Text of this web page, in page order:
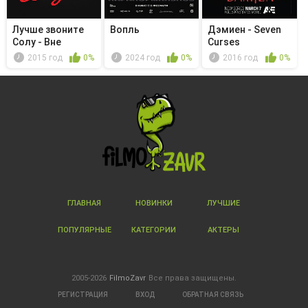
Лучше звоните
Солу - Вне
бренда
2015 год 0%
Вопль
2024 год 0%
Дэмиен - Seven
Curses
2016 год 0%
ГЛАВНАЯ НОВИНКИ ЛУЧШИЕ
ПОПУЛЯРНЫЕ КАТЕГОРИИ АКТЕРЫ
2005-2026 FilmoZavr Все права защищены.
РЕГИСТРАЦИЯ ВХОД ОБРАТНАЯ СВЯЗЬ